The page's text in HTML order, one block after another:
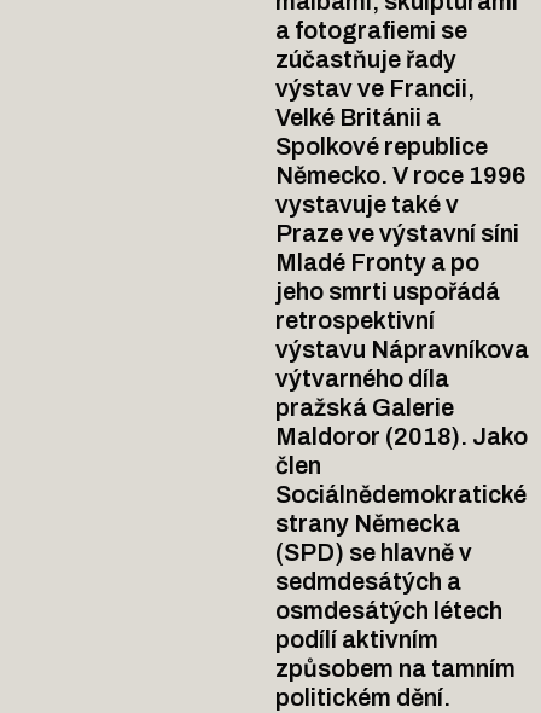
a fotografiemi se
zúčastňuje řady
výstav ve Francii,
Velké Británii a
Spolkové republice
Německo. V roce 1996
vystavuje také v
Praze ve výstavní síni
Mladé Fronty a po
jeho smrti uspořádá
retrospektivní
výstavu Nápravníkova
výtvarného díla
pražská Galerie
Maldoror (2018). Jako
člen
Sociálnědemokratické
strany Německa
(SPD) se hlavně v
sedmdesátých a
osmdesátých létech
podílí aktivním
způsobem na tamním
politickém dění.